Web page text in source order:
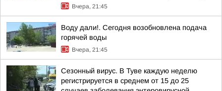
Вчера, 21:45
Воду дали!. Сегодня возобновлена подача
горячей воды
Вчера, 21:45
Сезонный вирус. В Туве каждую неделю
регистрируется в среднем от 15 до 25